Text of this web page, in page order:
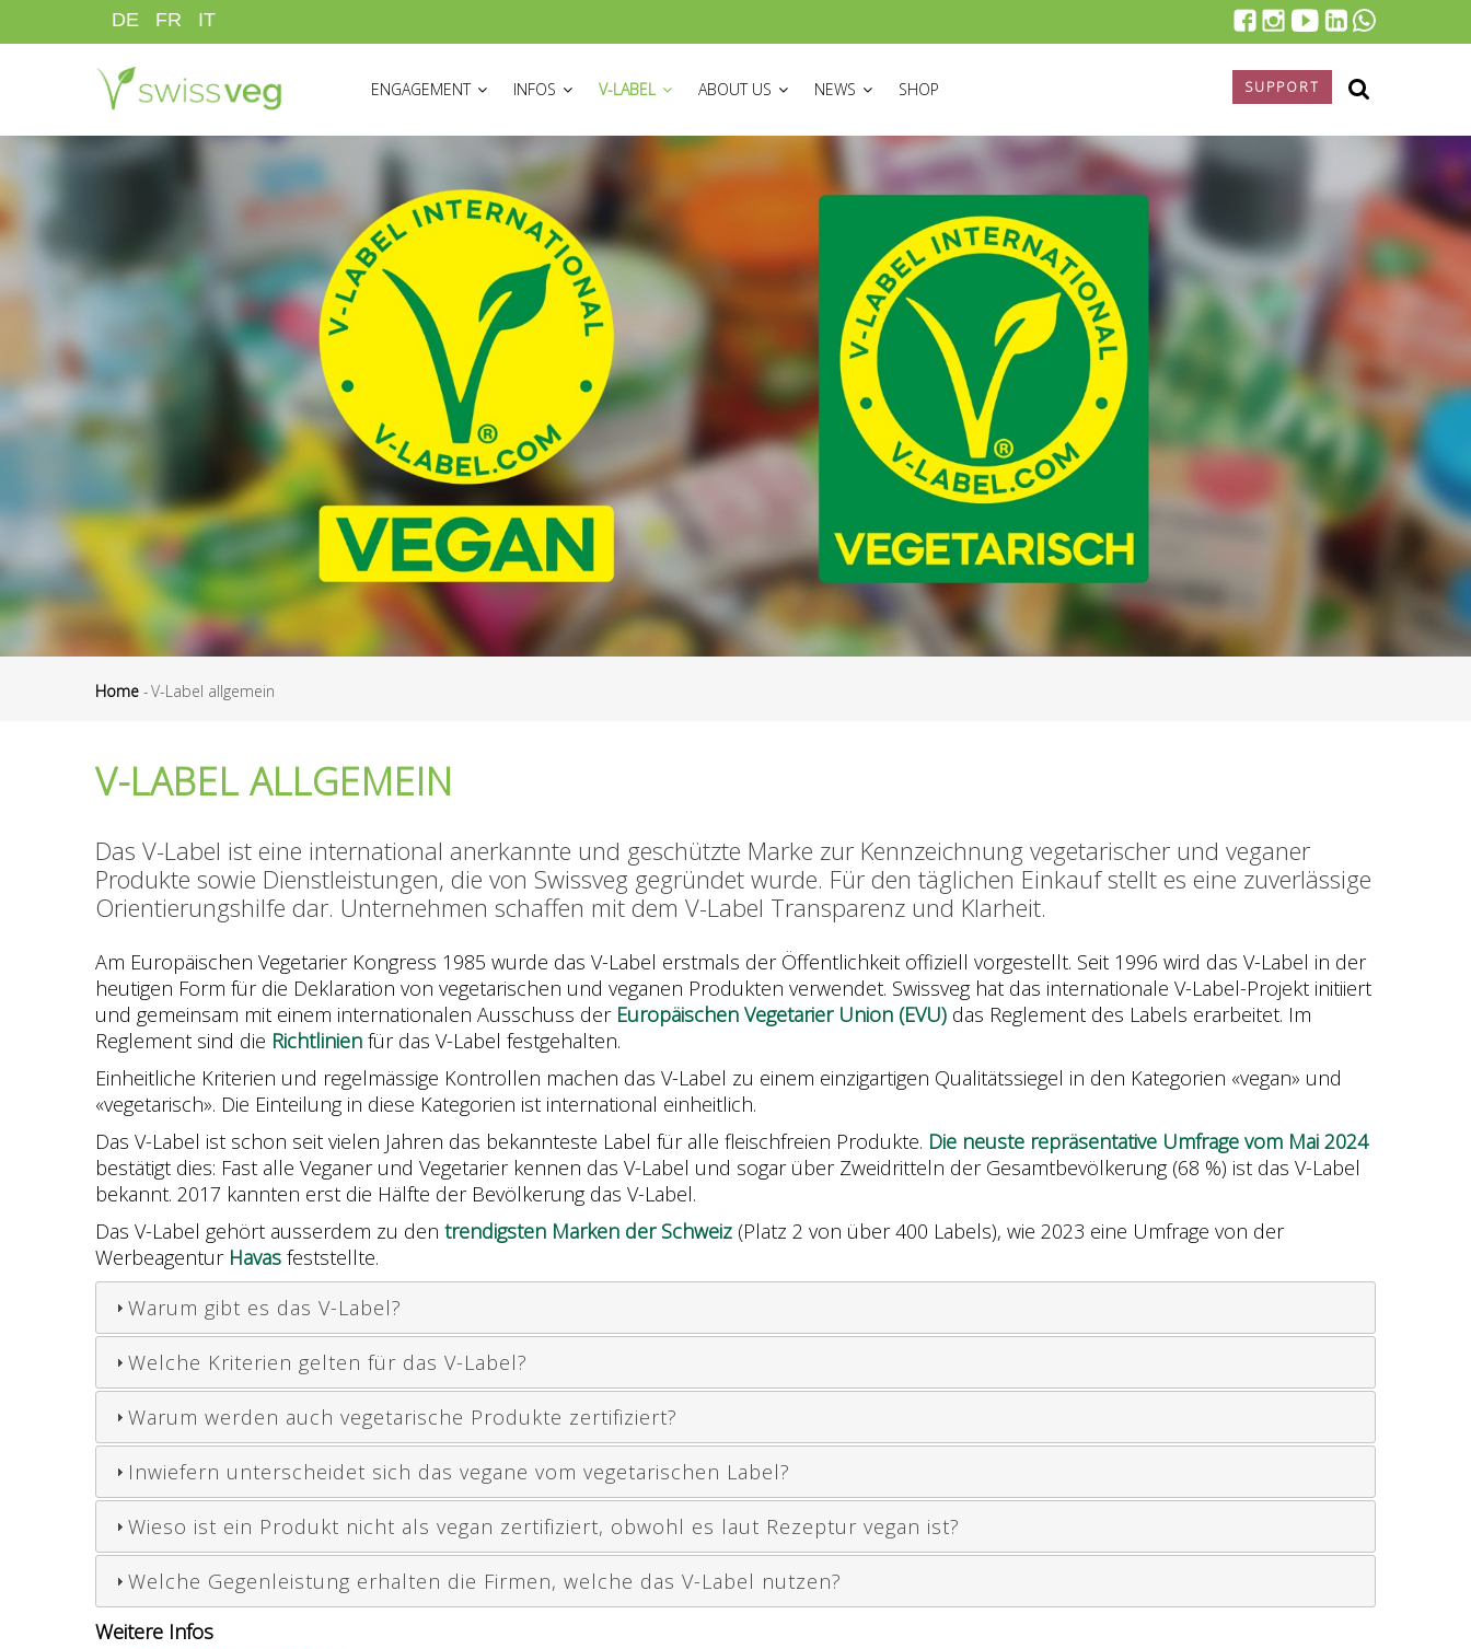
to
DE FR IT
ENGAGEMENT
INFOS V-LABEL ABOUT US NEWS SHOP SUPPORT
Home -V-Label allgemein
V-LABEL ALLGEMEIN
Das V-Label ist eine international anerkannte und geschützte Marke zur Kenn­zeichnung vegetarischer und veganer
Produkte sowie Dienstleistungen, die von Swissveg gegründet wurde. Für den täglichen Einkauf stellt es eine zuverlässige
Orientierungshilfe dar. Unternehmen schaffen mit dem V-Label Transparenz und Klarheit.
Am Europäischen Vegetarier Kongress 1985 wurde das V-Label erstmals der Öffentlichkeit offiziell vorgestellt. Seit 1996 wird das V-Label in der
heutigen Form für die Deklaration von vegetarischen und veganen Produkten verwendet. Swissveg hat das internationale V-Label-Projekt initiiert
und gemeinsam mit einem internationalen Ausschuss der Europäischen Vegetarier Union (EVU) das Reglement des Labels erarbeitet. Im
Reglement sind die Richtlinien für das V-Label festgehalten.
Einheitliche Kriterien und regelmässige Kontrollen machen das V-Label zu einem einzigartigen Qualitätssiegel in den Kategorien «vegan» und
«vegetarisch». Die Einteilung in diese Kategorien ist international einheitlich.
Das V-Label ist schon seit vielen Jahren das bekannteste Label für alle fleischfreien Produkte. Die neuste repräsentative Umfrage vom Mai 2024
bestätigt dies: Fast alle Veganer und Vegetarier kennen das V-Label und sogar über Zweidritteln der Gesamtbevölkerung (68 %) ist das V-Label
bekannt. 2017 kannten erst die Hälfte der Bevölkerung das V-Label.
Das V-Label gehört ausserdem zu den trendigsten Marken der Schweiz (Platz 2 von über 400 Labels), wie 2023 eine Umfrage von der
Werbeagentur Havas feststellte.
Warum gibt es das V-Label?
Welche Kriterien gelten für das V-Label?
Warum werden auch vegetarische Produkte zertifiziert?
Inwiefern unterscheidet sich das vegane vom vegetarischen Label?
Wieso ist ein Produkt nicht als vegan zertifiziert, obwohl es laut Rezeptur vegan ist?
Welche Gegenleistung erhalten die Firmen, welche das V-Label nutzen?
Weitere Infos